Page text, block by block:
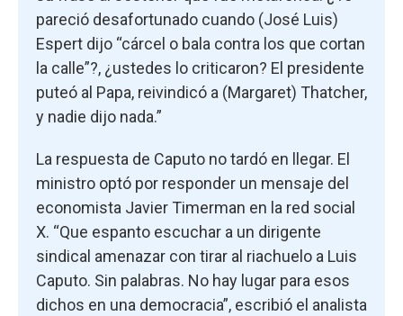
pareció desafortunado cuando (José Luis)
Espert dijo “cárcel o bala contra los que cortan
la calle”?, ¿ustedes lo criticaron? El presidente
puteó al Papa, reivindicó a (Margaret) Thatcher,
y nadie dijo nada.”
La respuesta de Caputo no tardó en llegar. El
ministro optó por responder un mensaje del
economista Javier Timerman en la red social
X. “Que espanto escuchar a un dirigente
sindical amenazar con tirar al riachuelo a Luis
Caputo. Sin palabras. No hay lugar para esos
dichos en una democracia”, escribió el analista